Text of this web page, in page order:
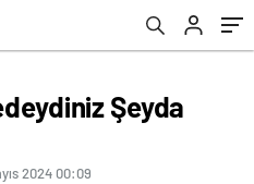
Şeyda
2024 00:09